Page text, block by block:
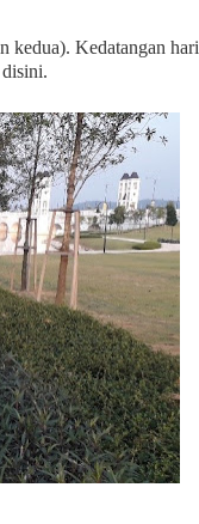
kedua). Kedatangan hari